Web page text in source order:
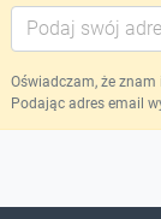
Oświadczam, że znam
Podając adres email